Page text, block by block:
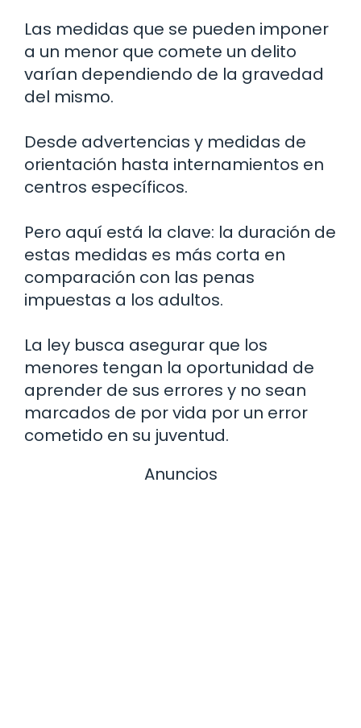
Las medidas que se pueden imponer
a un menor que comete un delito
varían dependiendo de la gravedad
del mismo.
Desde advertencias y medidas de
orientación hasta internamientos en
centros específicos.
Pero aquí está la clave: la duración de
estas medidas es más corta en
comparación con las penas
impuestas a los adultos.
La ley busca asegurar que los
menores tengan la oportunidad de
aprender de sus errores y no sean
marcados de por vida por un error
cometido en su juventud.
Anuncios